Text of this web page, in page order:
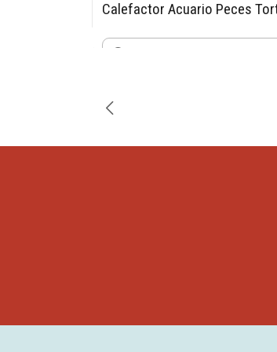
-15% OFF
Calefactor Acuario Peces
$12.740$14.990